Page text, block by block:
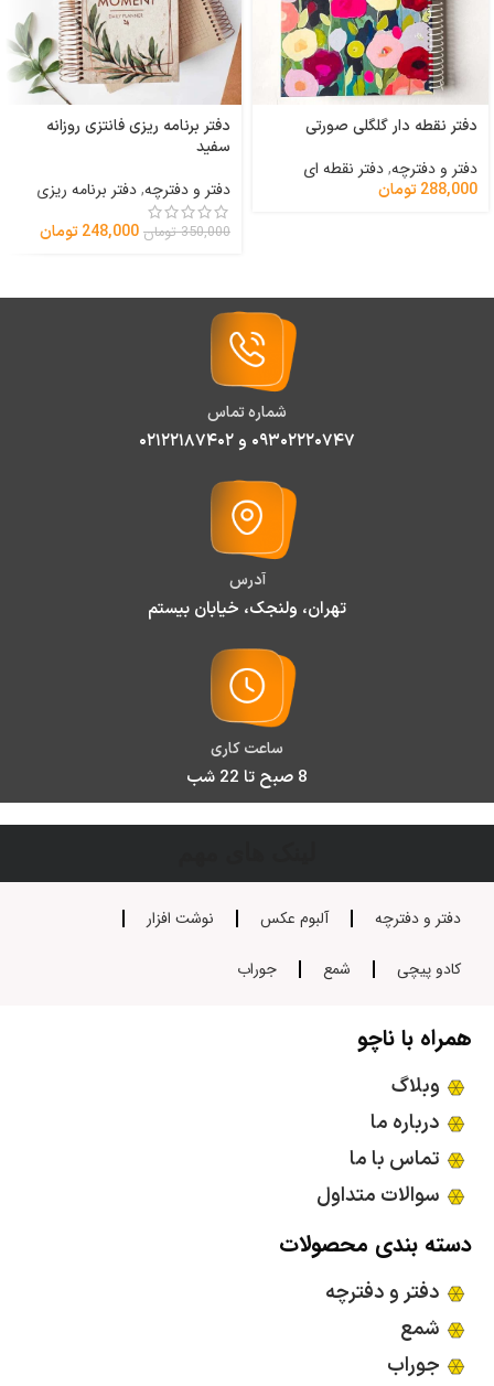
دفتر نقطه دار گلگلی صورتی
دفتر و دفترچه,دفتر نقطه ای
288,000تومان
دفتر برنامه ریزی فانتزی روزانه
سفید
دفتر و دفترچه,دفتر برنامه ریزی
350,000 تومان 248,000تومان
شماره تماس
۰۹۳۰۲۲۲۰۷۴۷ و ۰۲۱۲۲۱۸۷۴۰۲
آدرس
تهران، ولنجک، خیابان بیستم
ساعت کاری
8 صبح تا 22 شب
دفتر و دفترچه آلبوم عکس نوشت افزار
کادو پیچی شمع جوراب
همراه با ناچو
وبلاگ
درباره ما
تماس با ما
سوالات متداول
دسته بندی محصولات
دفتر و دفترچه
شمع
جوراب